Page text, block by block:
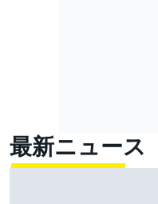
最新ニュース